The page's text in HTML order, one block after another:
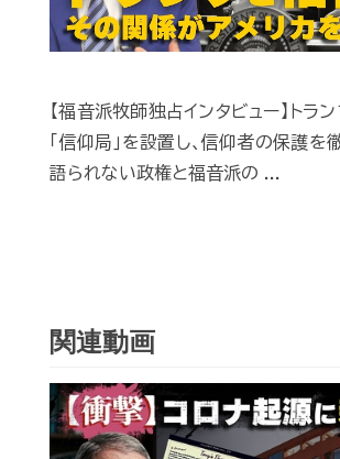
【福音派牧師独占インタビュー】トラ
｢信仰局｣を設置し､信仰者の保護を
語られない政権と福音派の ...
関連動画